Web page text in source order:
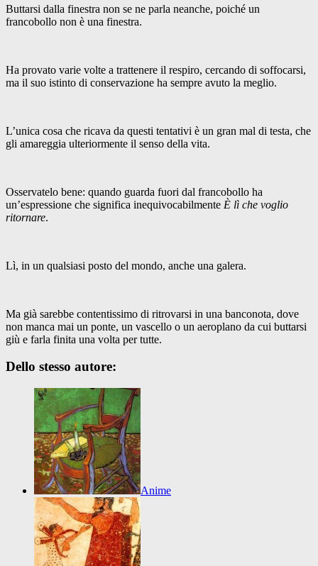
Buttarsi dalla finestra non se ne parla neanche, poiché un
francobollo non è una finestra.
Ha provato varie volte a trattenere il respiro, cercando di soffocarsi,
ma il suo istinto di conservazione ha sempre avuto la meglio.
L’unica cosa che ricava da questi tentativi è un gran mal di testa, che
gli amareggia ulteriormente il senso della vita.
Osservatelo bene: quando guarda fuori dal francobollo ha
un’espressione che significa inequivocabilmente È lì che voglio
ritornare.
Lì, in un qualsiasi posto del mondo, anche una galera.
Ma già sarebbe contentissimo di ritrovarsi in una banconota, dove
non manca mai un ponte, un vascello o un aeroplano da cui buttarsi
giù e farla finita una volta per tutte.
Dello stesso autore:
Anime